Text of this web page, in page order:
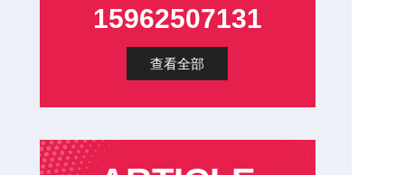
15962507131
查看全部